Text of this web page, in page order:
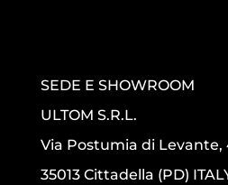
SEDE E SHOWROOM
ULTOM S.R.L.
Via Postumia di Levante,
35013 Cittadella (PD)